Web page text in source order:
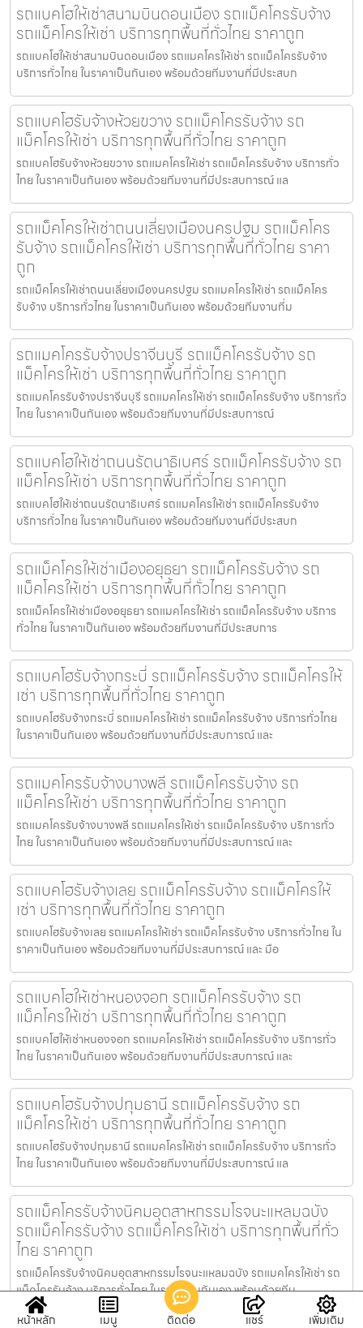
รถแบคโฮให้เช่าสนามบินดอนเมือง รถแม็คโครรับจ้าง
รถแม็คโครให้เช่า บริการทุกพื้นที่ทั่วไทย ราคาถูก
รถแบคโฮให้เช่าสนามบินดอนเมือง รถแมคโครให้เช่า รถแม็คโครรับจ้าง
บริการทั่วไทย ในราคาเป็นกันเอง พร้อมด้วยทีมงานที่มีประสบก
รถแบคโฮรับจ้างห้วยขวาง รถแม็คโครรับจ้าง รถ
แม็คโครให้เช่า บริการทุกพื้นที่ทั่วไทย ราคาถูก
รถแบคโฮรับจ้างห้วยขวาง รถแมคโครให้เช่า รถแม็คโครรับจ้าง บริการทั่ว
ไทย ในราคาเป็นกันเอง พร้อมด้วยทีมงานที่มีประสบการณ์ แล
รถแม็คโครให้เช่าถนนเลี่ยงเมืองนครปฐม รถแม็คโคร
รับจ้าง รถแม็คโครให้เช่า บริการทุกพื้นที่ทั่วไทย ราคา
ถูก
รถแม็คโครให้เช่าถนนเลี่ยงเมืองนครปฐม รถแมคโครให้เช่า รถแม็คโคร
รับจ้าง บริการทั่วไทย ในราคาเป็นกันเอง พร้อมด้วยทีมงานที่ม
รถแมคโครรับจ้างปราจีนบุรี รถแม็คโครรับจ้าง รถ
แม็คโครให้เช่า บริการทุกพื้นที่ทั่วไทย ราคาถูก
รถแมคโครรับจ้างปราจีนบุรี รถแมคโครให้เช่า รถแม็คโครรับจ้าง บริการทั่ว
ไทย ในราคาเป็นกันเอง พร้อมด้วยทีมงานที่มีประสบการณ์
รถแบคโฮให้เช่าถนนรัตนาธิเบศร์ รถแม็คโครรับจ้าง รถ
แม็คโครให้เช่า บริการทุกพื้นที่ทั่วไทย ราคาถูก
รถแบคโฮให้เช่าถนนรัตนาธิเบศร์ รถแมคโครให้เช่า รถแม็คโครรับจ้าง
บริการทั่วไทย ในราคาเป็นกันเอง พร้อมด้วยทีมงานที่มีประสบก
รถแม็คโครให้เช่าเมืองอยุธยา รถแม็คโครรับจ้าง รถ
แม็คโครให้เช่า บริการทุกพื้นที่ทั่วไทย ราคาถูก
รถแม็คโครให้เช่าเมืองอยุธยา รถแมคโครให้เช่า รถแม็คโครรับจ้าง บริการ
ทั่วไทย ในราคาเป็นกันเอง พร้อมด้วยทีมงานที่มีประสบการ
รถแบคโฮรับจ้างกระบี่ รถแม็คโครรับจ้าง รถแม็คโครให้
เช่า บริการทุกพื้นที่ทั่วไทย ราคาถูก
รถแบคโฮรับจ้างกระบี่ รถแมคโครให้เช่า รถแม็คโครรับจ้าง บริการทั่วไทย
ในราคาเป็นกันเอง พร้อมด้วยทีมงานที่มีประสบการณ์ และ
รถแมคโครรับจ้างบางพลี รถแม็คโครรับจ้าง รถ
แม็คโครให้เช่า บริการทุกพื้นที่ทั่วไทย ราคาถูก
รถแมคโครรับจ้างบางพลี รถแมคโครให้เช่า รถแม็คโครรับจ้าง บริการทั่ว
ไทย ในราคาเป็นกันเอง พร้อมด้วยทีมงานที่มีประสบการณ์ และ
รถแบคโฮรับจ้างเลย รถแม็คโครรับจ้าง รถแม็คโครให้
เช่า บริการทุกพื้นที่ทั่วไทย ราคาถูก
รถแบคโฮรับจ้างเลย รถแมคโครให้เช่า รถแม็คโครรับจ้าง บริการทั่วไทย ใน
ราคาเป็นกันเอง พร้อมด้วยทีมงานที่มีประสบการณ์ และ มือ
รถแบคโฮให้เช่าหนองจอก รถแม็คโครรับจ้าง รถ
แม็คโครให้เช่า บริการทุกพื้นที่ทั่วไทย ราคาถูก
รถแบคโฮให้เช่าหนองจอก รถแมคโครให้เช่า รถแม็คโครรับจ้าง บริการทั่ว
ไทย ในราคาเป็นกันเอง พร้อมด้วยทีมงานที่มีประสบการณ์ และ
รถแบคโฮรับจ้างปทุมธานี รถแม็คโครรับจ้าง รถ
แม็คโครให้เช่า บริการทุกพื้นที่ทั่วไทย ราคาถูก
รถแบคโฮรับจ้างปทุมธานี รถแมคโครให้เช่า รถแม็คโครรับจ้าง บริการทั่ว
ไทย ในราคาเป็นกันเอง พร้อมด้วยทีมงานที่มีประสบการณ์ แล
รถแม็คโครรับจ้างนิคมอุตสาหกรรมโรจนะแหลมฉบัง
รถแม็คโครรับจ้าง รถแม็คโครให้เช่า บริการทุกพื้นที่ทั่ว
ไทย ราคาถูก
รถแม็คโครรับจ้างนิคมอุตสาหกรรมโรจนะแหลมฉบัง รถแมคโครให้เช่า รถ
แม็คโครรับจ้าง บริการทั่วไทย ในราคาเป็นกันเอง พร้อมด้วยทีม
หน้าหลัก เมนู ติดต่อ แชร์ เพิ่มเติม